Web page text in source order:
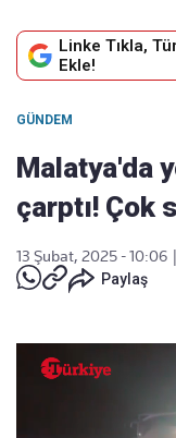
Linke Tıkla,
Ekle!
GÜNDEM
Malatya'da
çarptı! Çok
13 Şubat, 2025 - 10:06
Paylaş